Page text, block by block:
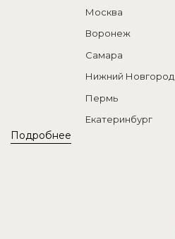
Подробнее
Москва
Воронеж
Самара
Нижний Новгород
Пермь
Екатеринбург